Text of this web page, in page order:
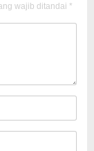
wajib ditandai *